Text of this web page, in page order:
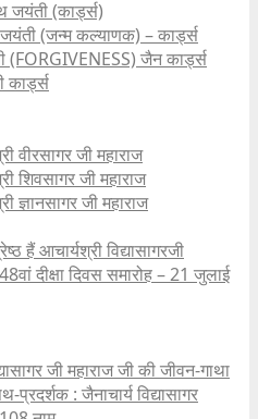
जयंती (कार्ड्स)
जयंती (जन्म कल्याणक) – कार्ड्स
(FORGIVENESS) जैन कार्ड्स
कार्ड्स
वीरसागर जी महाराज
शिवसागर जी महाराज
ज्ञानसागर जी महाराज
हैं आचार्यश्री विद्यासागरजी
दीक्षा दिवस समारोह – 21 जुलाई
जी महाराज जी की जीवन-गाथा
प्रदर्शक : जैनाचार्य विद्यासागर